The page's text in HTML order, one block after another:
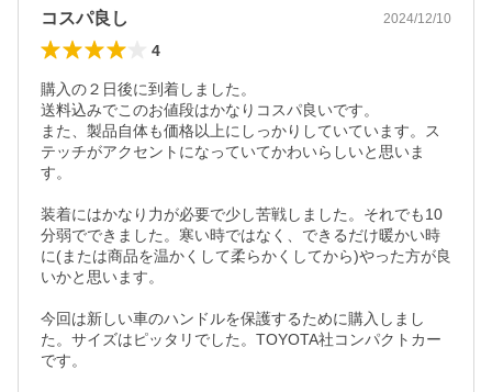
コスパ良し 2024/12/10
4
購入の２日後に到着しました。
送料込みでこのお値段はかなりコスパ良いです。
また、製品自体も価格以上にしっかりしていています。ス
テッチがアクセントになっていてかわいらしいと思いま
す。
装着にはかなり力が必要で少し苦戦しました。それでも10
分弱でできました。寒い時ではなく、できるだけ暖かい時
に(または商品を温かくして柔らかくしてから)やった方が良
いかと思います。
今回は新しい車のハンドルを保護するために購入しまし
た。サイズはピッタリでした。TOYOTA社コンパクトカー
です。